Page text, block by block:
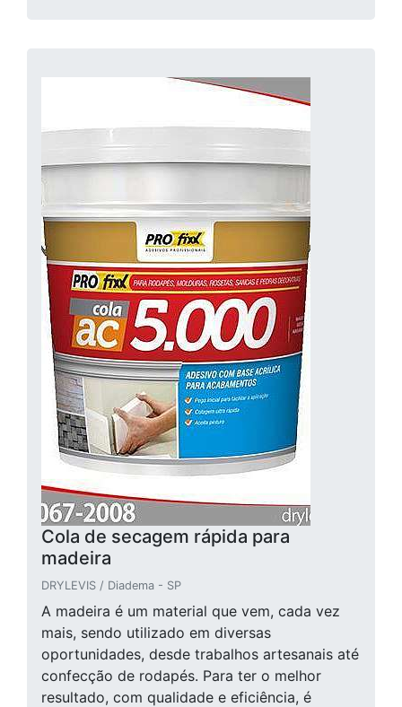
Cola de secagem rápida para
madeira
DRYLEVIS / Diadema - SP
A madeira é um material que vem, cada vez
mais, sendo utilizado em diversas
oportunidades, desde trabalhos artesanais até
confecção de rodapés. Para ter o melhor
resultado, com qualidade e eficiência, é